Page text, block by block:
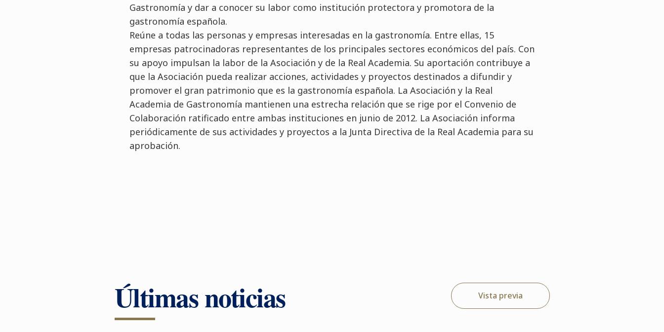
Gastronomía y dar a conocer su labor como institución protectora y promotora de la
gastronomía española.
Reúne a todas las personas y empresas interesadas en la gastronomía. Entre ellas, 15
empresas patrocinadoras representantes de los principales sectores económicos del país. Con
su apoyo impulsan la labor de la Asociación y de la Real Academia. Su aportación contribuye a
que la Asociación pueda realizar acciones, actividades y proyectos destinados a difundir y
promover el gran patrimonio que es la gastronomía española. La Asociación y la Real
Academia de Gastronomía mantienen una estrecha relación que se rige por el Convenio de
Colaboración ratificado entre ambas instituciones en junio de 2012. La Asociación informa
periódicamente de sus actividades y proyectos a la Junta Directiva de la Real Academia para su
aprobación.
Últimas noticias Vista previa